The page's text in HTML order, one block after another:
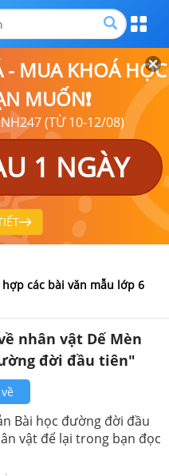
- MUA KHOÁ HỌC
MUỐN❗
(TỪ 10-12/08)
1 NGÀY
các bài văn mẫu lớp 6
nhân vật Dế Mèn
đời đầu tiên"
Bài học đường đời đầu
vật để lại trong bạn đọc